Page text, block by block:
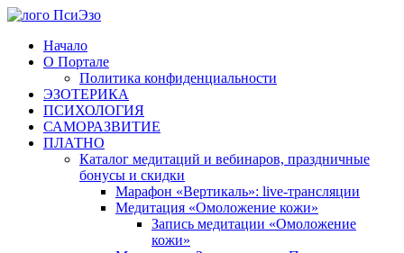
Перейти
содержимому
Начало
О Портале
Политика конфиденциальности
ЭЗОТЕРИКА
ПСИХОЛОГИЯ
САМОРАЗВИТИЕ
ПЛАТНО
Каталог медитаций и вебинаров, праздничные
бонусы и скидки
Марафон «Вертикаль»: live-трансляции
Медитация «Омоложение кожи»
Запись медитации «Омоложение
кожи»